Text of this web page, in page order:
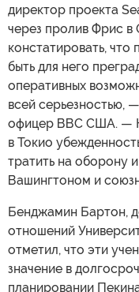
директор проекта
через пролив Фрис в
констатировать, что
быть для него
оперативных
всей серьезностью,
офицер ВВС США. —
в Токио
тратить на оборону
Вашингтоном и
Бенджамин Бартон,
отношений
отметил, что эти
значение в
планировании